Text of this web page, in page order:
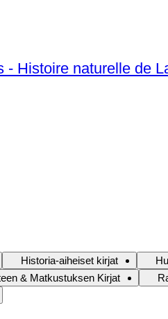
Histoire naturelle de
Historia-aiheiset kirjat
& Matkustuksen Kirjat